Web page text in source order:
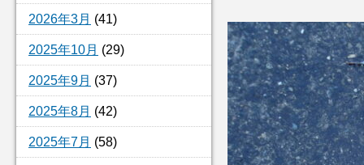
2026年3月 (41)
2025年10月 (29)
2025年9月 (37)
2025年8月 (42)
2025年7月 (58)